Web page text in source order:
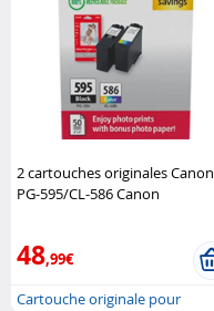
2 cartouches originales Canon
PG-595/CL-586 Canon
48,99€
Cartouche originale pour